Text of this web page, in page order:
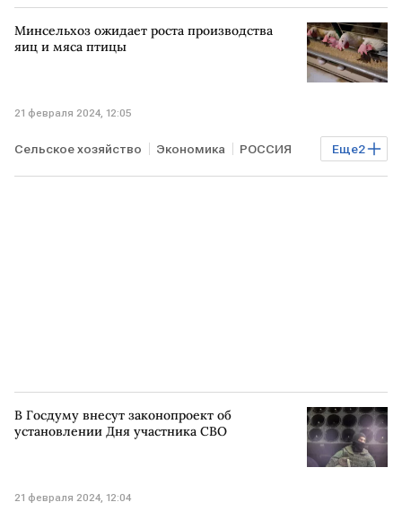
Минсельхоз ожидает роста производства
яиц и мяса птицы
21 февраля 2024, 12:05
Еще2
Сельское хозяйство Экономика РОССИЯ
Минсельхоз инвестиции
В Госдуму внесут законопроект об
установлении Дня участника СВО
21 февраля 2024, 12:04